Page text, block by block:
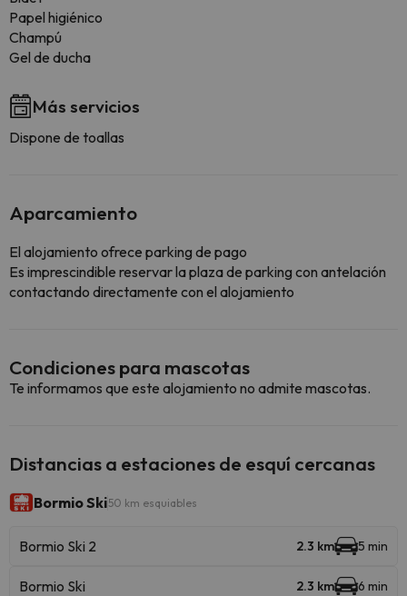
Papel higiénico
Champú
Gel de ducha
Más servicios
Dispone de toallas
Aparcamiento
El alojamiento ofrece parking de pago
Es imprescindible reservar la plaza de parking con antelación
contactando directamente con el alojamiento
Condiciones para mascotas
Te informamos que este alojamiento no admite mascotas.
Distancias a estaciones de esquí cercanas
Bormio Ski50 km esquiables
Bormio Ski 2 2.3 km 5 min
Bormio Ski 2.3 km 6 min